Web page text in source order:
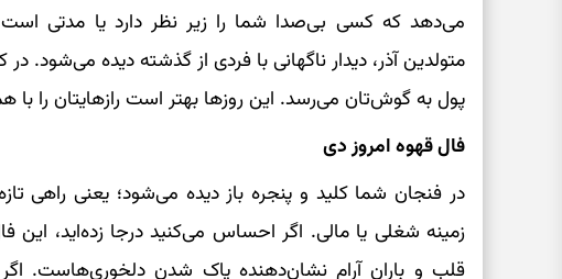
می‌دهد که کسی بی‌صدا شما را زیر نظر دارد یا مدتی
متولدین آذر، دیدار ناگهانی با فردی از گذشته دیده می‌شود. در
پول به گوش‌تان می‌رسد. این روزها بهتر است رازهایتان را با
فال قهوه امروز دی
در فنجان شما کلید و پنجره باز دیده می‌شود؛ یعنی راهی
زمینه شغلی یا مالی. اگر احساس می‌کنید درجا زده‌اید، این
قلب و باران آرام نشان‌دهنده پاک شدن دلخوری‌هاست.